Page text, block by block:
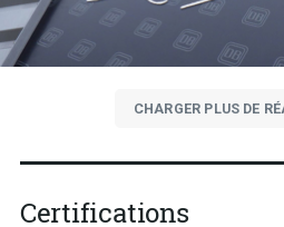
CHARGER PLUS DE
Certifications